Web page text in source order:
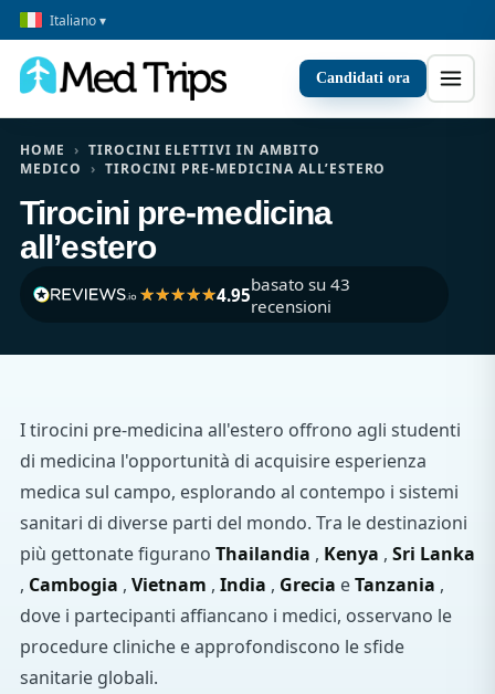
Italiano ▾
Candidati ora
HOME › TIROCINI ELETTIVI IN AMBITO
MEDICO
› TIROCINI PRE-MEDICINA ALL’ESTERO
Tirocini pre-medicina
all’estero
4.95basato su 43
recensioni
I tirocini pre-medicina all'estero offrono agli studenti
di medicina l'opportunità di acquisire esperienza
medica sul campo, esplorando al contempo i sistemi
sanitari di diverse parti del mondo. Tra le destinazioni
più gettonate figurano Thailandia , Kenya , Sri Lanka
, Cambogia , Vietnam , India , Grecia eTanzania ,
dove i partecipanti affiancano i medici, osservano le
procedure cliniche e approfondiscono le sfide
sanitarie globali.